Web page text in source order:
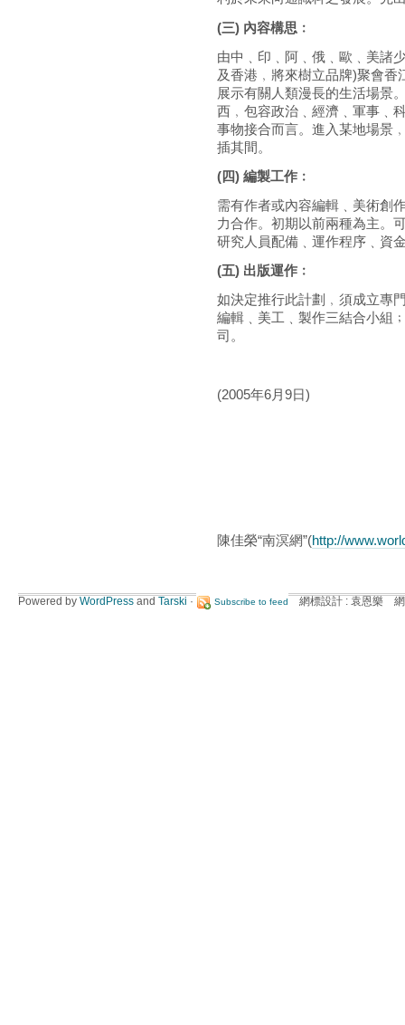
(三) 內容構思﹕
由中﹑印﹑阿﹑俄﹑歐﹑美諸
及香港﹐將來樹立品牌)聚會
展示有關人類漫長的生活場景
西﹐包容政治﹑經濟﹑軍事﹑
事物接合而言。進入某地場景
插其間。
(四) 編製工作﹕
需有作者或內容編輯﹑美術創
力合作。初期以前兩種為主。
研究人員配備﹑運作程序﹑資
(五) 出版運作﹕
如決定推行此計劃﹐須成立專
編輯﹑美工﹑製作三結合小組
司。
(2005年6月9日)
陳佳榮“南溟網”(http://
Powered by WordPress and Tarski · Subscribe to feed 網標設計 : 袁恩樂 網